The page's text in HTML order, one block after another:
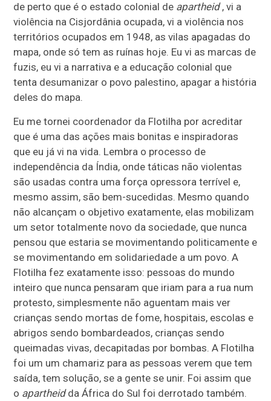
de perto que é o estado colonial de apartheid, vi a
violência na Cisjordânia ocupada, vi a violência nos
territórios ocupados em 1948, as vilas apagadas do
mapa, onde só tem as ruínas hoje. Eu vi as marcas de
fuzis, eu vi a narrativa e a educação colonial que
tenta desumanizar o povo palestino, apagar a história
deles do mapa.
Eu me tornei coordenador da Flotilha por acreditar
que é uma das ações mais bonitas e inspiradoras
que eu já vi na vida. Lembra o processo de
independência da Índia, onde táticas não violentas
são usadas contra uma força opressora terrível e,
mesmo assim, são bem-sucedidas. Mesmo quando
não alcançam o objetivo exatamente, elas mobilizam
um setor totalmente novo da sociedade, que nunca
pensou que estaria se movimentando politicamente e
se movimentando em solidariedade a um povo. A
Flotilha fez exatamente isso: pessoas do mundo
inteiro que nunca pensaram que iriam para a rua num
protesto, simplesmente não aguentam mais ver
crianças sendo mortas de fome, hospitais, escolas e
abrigos sendo bombardeados, crianças sendo
queimadas vivas, decapitadas por bombas. A Flotilha
foi um um chamariz para as pessoas verem que tem
saída, tem solução, se a gente se unir. Foi assim que
o apartheidda África do Sul foi derrotado também.